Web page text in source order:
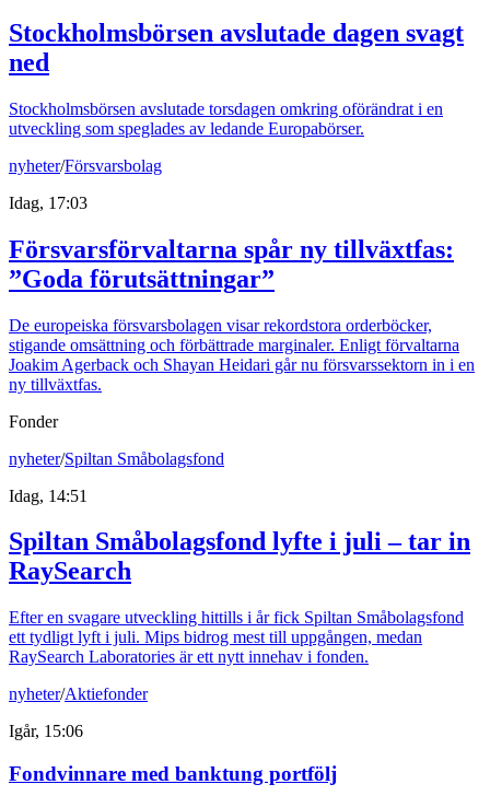
Stockholmsbörsen avslutade dagen svagt
ned
Stockholmsbörsen avslutade torsdagen omkring oförändrat i en
utveckling som speglades av ledande Europabörser.
nyheter/Försvarsbolag
Idag, 17:03
Försvarsförvaltarna spår ny tillväxtfas:
”Goda förutsättningar”
De europeiska försvarsbolagen visar rekordstora orderböcker,
stigande omsättning och förbättrade marginaler. Enligt förvaltarna
Joakim Agerback och Shayan Heidari går nu försvarssektorn in i en
ny tillväxtfas.
Fonder
nyheter/Spiltan Småbolagsfond
Idag, 14:51
Spiltan Småbolagsfond lyfte i juli – tar in
RaySearch
Efter en svagare utveckling hittills i år fick Spiltan Småbolagsfond
ett tydligt lyft i juli. Mips bidrog mest till uppgången, medan
RaySearch Laboratories är ett nytt innehav i fonden.
nyheter/Aktiefonder
Igår, 15:06
Fondvinnare med banktung portfölj